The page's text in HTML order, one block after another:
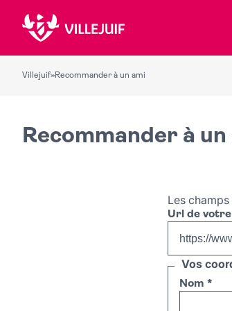
Villejuif»Recommander à un ami
Recommander à un
Les
Url de
Vos
Nom *